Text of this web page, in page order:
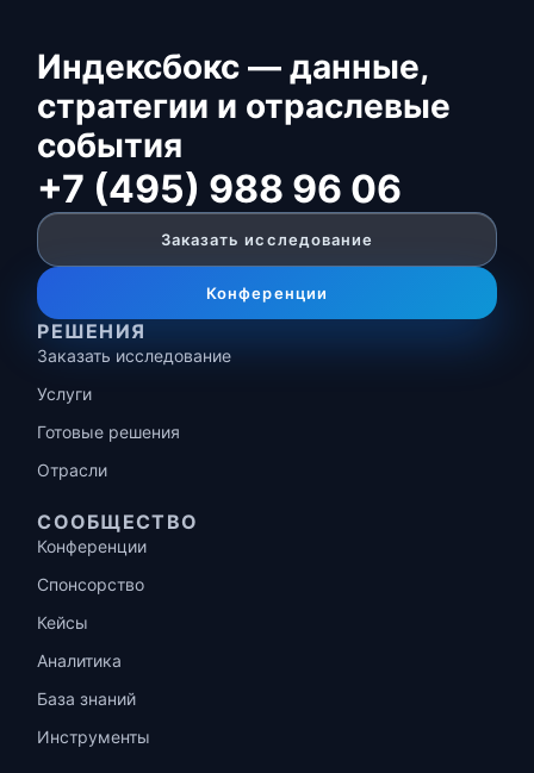
Индексбокс — данные,
стратегии и отраслевые
события
+7 (495) 988 96 06
Заказать исследование
Конференции
РЕШЕНИЯ
Заказать исследование
Услуги
Готовые решения
Отрасли
СООБЩЕСТВО
Конференции
Спонсорство
Кейсы
Аналитика
База знаний
Инструменты